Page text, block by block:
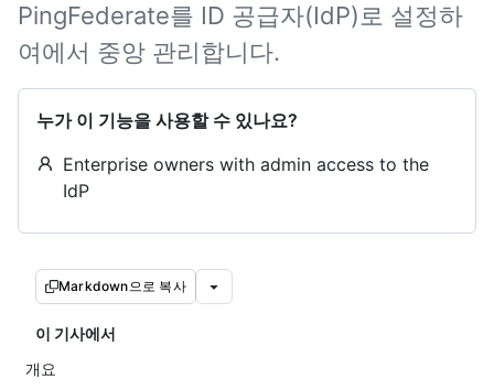
PingFederate를 ID 공급자(IdP)로 설정하
여에서 중앙 관리합니다.
누가 이 기능을 사용할 수 있나요?
Enterprise owners with admin access to the
IdP
Markdown으로 복사
이 기사에서
개요